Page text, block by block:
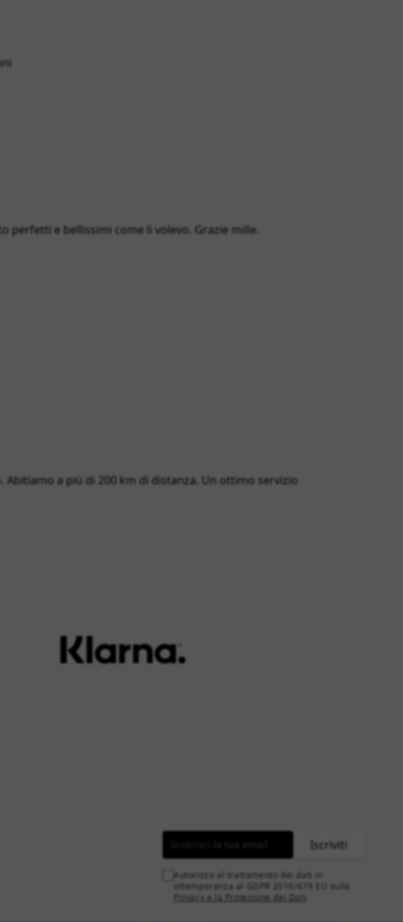
e bellissimi come li volevo. Grazie mille.
a più di 200 km di distanza. Un ottimo servizio
Iscriviti
Autorizzo al trattamento dei dati in
ottemperanza al GDPR 2016/679 EU sulla
Privacy e la Protezione dei Dati